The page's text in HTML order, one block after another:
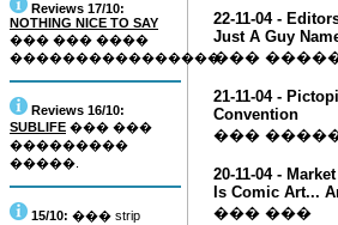
Reviews 17/10:
NOTHING NICE TO SAY
��� ��� ����
����������������.
Reviews 16/10:
SUBLIFE ��� ���
���������
�����.
15/10: ��� strip
22-11-04 -
Just A Guy
���
21-11-04 -
Convention
���
20-11-04 -
Is Comic Art...
��� ���